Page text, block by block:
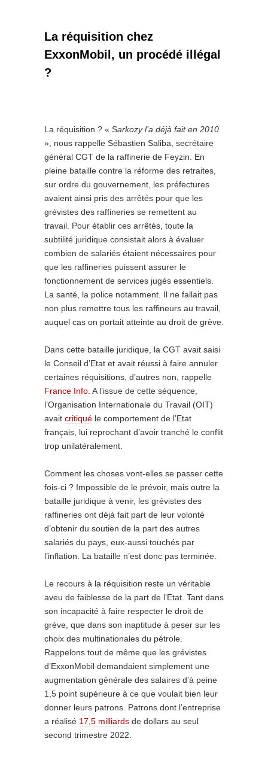
La réquisition chez
ExxonMobil, un procédé illégal
?
La réquisition ? « Sarkozy l’a déjà fait en 2010
», nous rappelle Sébastien Saliba, secrétaire
général CGT de la raffinerie de Feyzin. En
pleine bataille contre la réforme des retraites,
sur ordre du gouvernement, les préfectures
avaient ainsi pris des arrêtés pour que les
grévistes des raffineries se remettent au
travail. Pour établir ces arrêtés, toute la
subtilité juridique consistait alors à évaluer
combien de salariés étaient nécessaires pour
que les raffineries puissent assurer le
fonctionnement de services jugés essentiels.
La santé, la police notamment. Il ne fallait pas
non plus remettre tous les raffineurs au travail,
auquel cas on portait atteinte au droit de grève.
Dans cette bataille juridique, la CGT avait saisi
le Conseil d’Etat et avait réussi à faire annuler
certaines réquisitions, d’autres non, rappelle
France Info . A l’issue de cette séquence,
l’Organisation Internationale du Travail (OIT)
avait critiqué le comportement de l’Etat
français, lui reprochant d’avoir tranché le conflit
trop unilatéralement.
Comment les choses vont-elles se passer cette
fois-ci ? Impossible de le prévoir, mais outre la
bataille juridique à venir, les grévistes des
raffineries ont déjà fait part de leur volonté
d’obtenir du soutien de la part des autres
salariés du pays, eux-aussi touchés par
l’inflation. La bataille n’est donc pas terminée.
Le recours à la réquisition reste un véritable
aveu de faiblesse de la part de l’Etat. Tant dans
son incapacité à faire respecter le droit de
grève, que dans son inaptitude à peser sur les
choix des multinationales du pétrole.
Rappelons tout de même que les grévistes
d’ExxonMobil demandaient simplement une
augmentation générale des salaires d’à peine
1,5 point supérieure à ce que voulait bien leur
donner leurs patrons. Patrons dont l’entreprise
a réalisé 17,5 milliards de dollars au seul
second trimestre 2022.